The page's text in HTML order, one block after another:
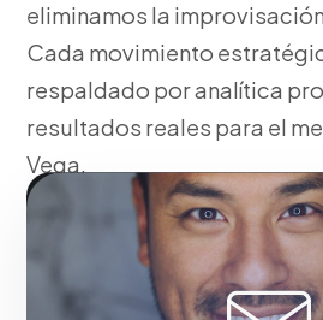
eliminamos la
Cada movimiento
respaldado por analítica
resultados reales para el
Vega.
Pensando en tu
comercial y detección de